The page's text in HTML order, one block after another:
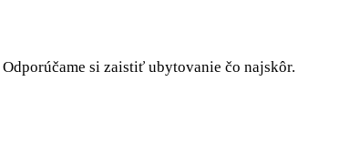
Odporúčame si zaistiť ubytovanie čo najskôr.